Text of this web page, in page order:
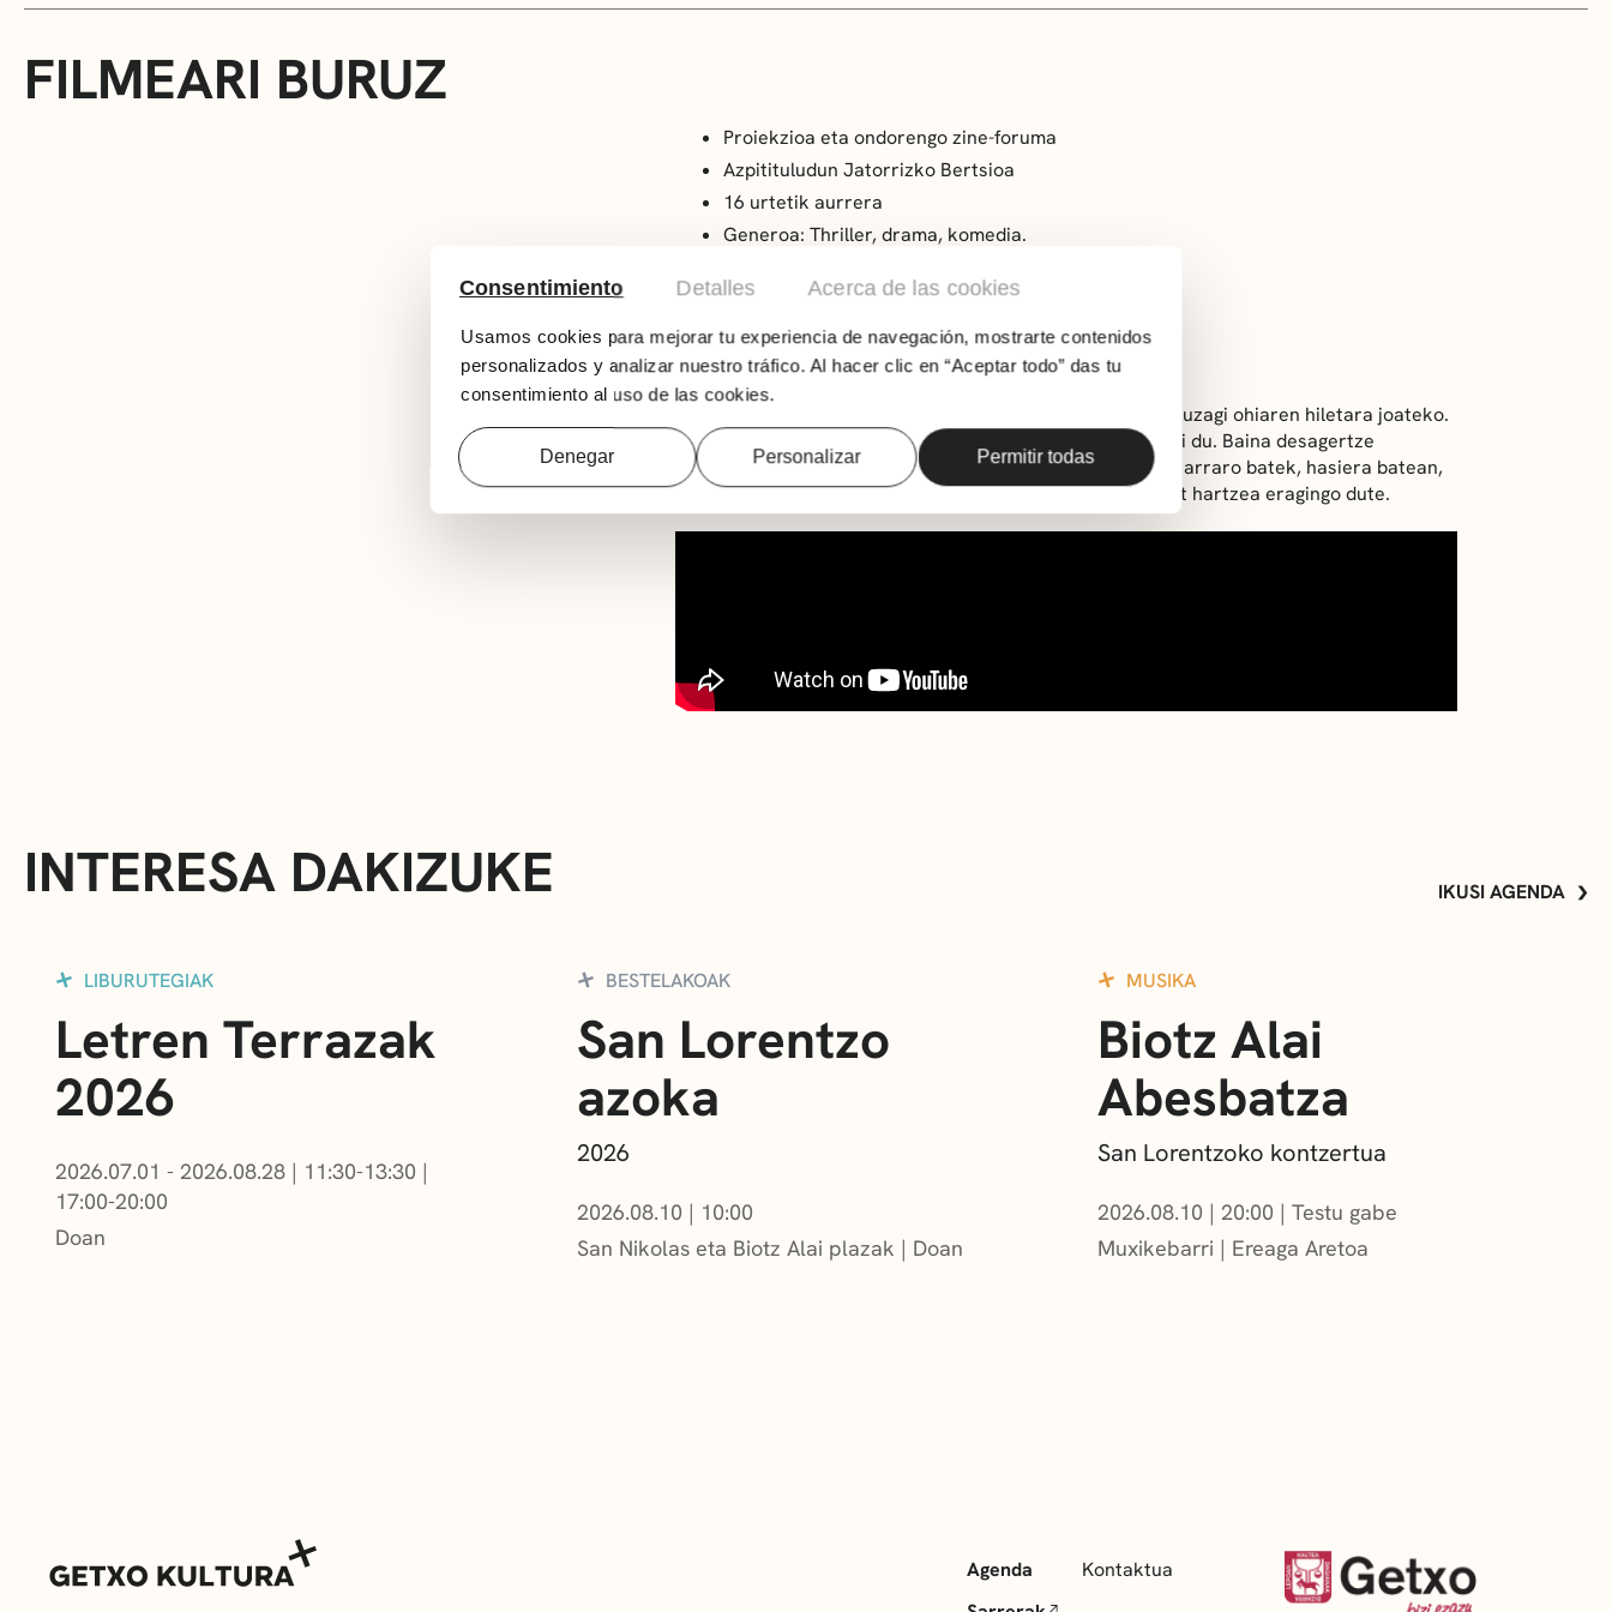
Consentimiento Detalles Acerca de las cookies
Usamos cookies para mejorar tu experiencia de navegación, mostrarte contenidos
personalizados y analizar nuestro tráfico. Al hacer clic en “Aceptar todo” das tu
consentimiento al uso de las cookies.
Denegar Personalizar Permitir todas
FILMEARI BURUZ
Proiekzioa eta ondorengo zine-foruma
Azpitituludun Jatorrizko Bertsioa
16 urtetik aurrera
Generoa: Thriller, drama, komedia.
Herrialdea: Frantzia-Espainia-Portugal
Iraupena: 104 min
Zuzendaria: Alain Giraudie
Jérémie bere jaioterrira itzultzen da Jean-Pierre bere buruzagi ohiaren hiletara joateko.
Martine alargunaren etxean egun batzuk geratzea erabaki du. Baina desagertze
misteriotsu batek, bizilagun mehatxagarri batek eta apaiz arraro batek, hasiera batean,
Jérémieren egonaldi labur eta lasaiak ustekabeko bira bat hartzea eragingo dute.
INTERESA DAKIZUKE IKUSI AGENDA
LIBURUTEGIAK
Letren Terrazak
2026
2026.07.01 - 2026.08.28 | 11:30-13:30 |
17:00-20:00
Doan
BESTELAKOAK
San Lorentzo
azoka
2026
2026.08.10 | 10:00
San Nikolas eta Biotz Alai plazak
Doan
MUSIKA
Biotz Alai
Abesbatza
San Lorentzoko kontzertua
2026.08.10 | 20:00
Testu gabe
Muxikebarri | Ereaga Aretoa
Agenda
Kontaktua